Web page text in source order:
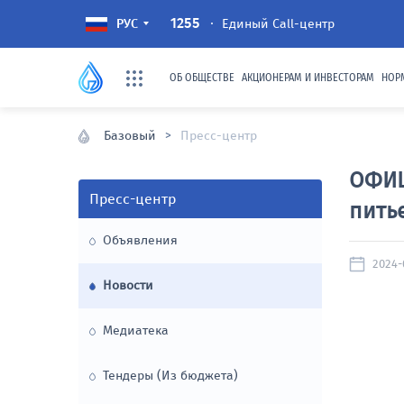
РУС 1255 Единый Call-центр
ОБ ОБЩЕСТВЕ АКЦИОНЕРАМ И ИНВЕСТОРАМ
ОБ ОБЩЕСТВЕ АКЦИОНЕРАМ И
Общее
Стратегия
сообщества
Базовый > Пресс-центр
2024-
Пресс-центр
Объявления
Новости
Медиатека
Тендеры (Из бюджета)